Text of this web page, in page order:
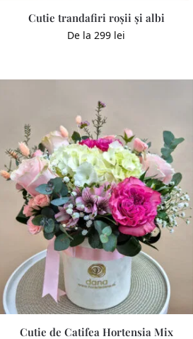
Cutie trandafiri roșii și albi
De la 299 lei
Cutie de Catifea Hortensia Mix